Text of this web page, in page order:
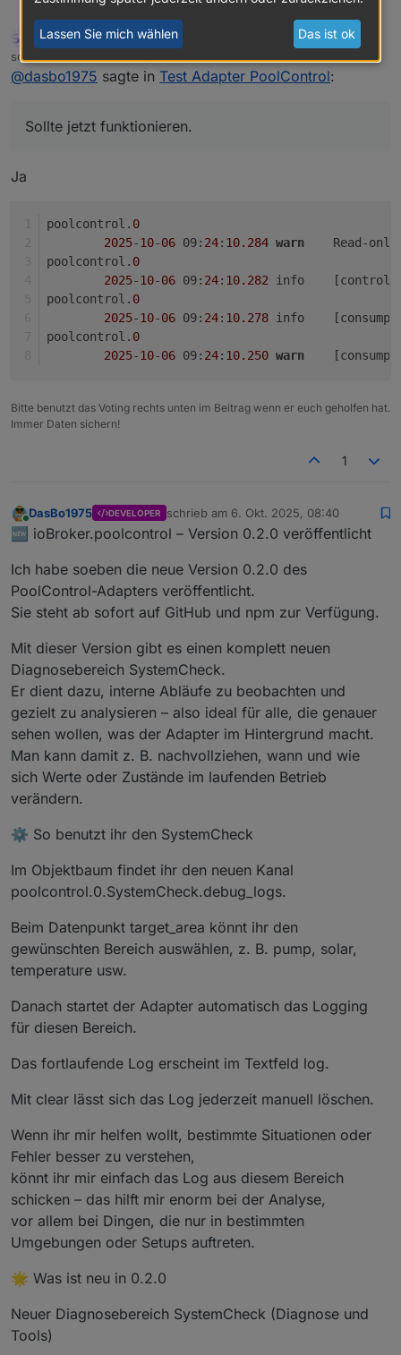
DasBo1975@ sigi234 sagte inTest Adapter PoolControl:
PoolControl:
Das macht der Resetbutton ebenfalls
gleich mit in einem Zuge
Danke Sigi, dass du mich verunsichert hast. Das ist
Kommas und Lint Check meckereien.
Habe es nur umgestellt. Sollte jetzt funktionieren.
Online
sigi234 FORUM TESTING MOST ACTIVE
schrieb am
zuletzt editiert von
@dasbo1975 sagte in Test Adapter PoolControl:
Sollte jetzt funktionieren.
Ja
poolcontrol. 0
2025-10-06 09: 24: 10.284 warn
Read-
poolcontrol. 0
2025-10-06 09: 24: 10.282
info
poolcontrol. 0
2025-10-06 09: 24: 10.278
info
poolcontrol. 0
2025-10-06 09: 24: 10.250 warn
Bitte benutzt das Voting rechts unten im Beitrag wenn er euch geholfen hat.
Immer Daten sichern!
1
Online
DasBo1975 DEVELOPER schrieb am 6. Okt. 2025, 08:40
zuletzt editiert von
🆕 ioBroker.poolcontrol – Version 0.2.0 veröffentlicht
Ich habe soeben die neue Version 0.2.0 des
PoolControl-Adapters veröffentlicht.
Sie steht ab sofort auf GitHub und npm zur Verfügung.
Mit dieser Version gibt es einen komplett neuen
Diagnosebereich SystemCheck.
Er dient dazu, interne Abläufe zu beobachten und
gezielt zu analysieren – also ideal für alle, die genauer
sehen wollen, was der Adapter im Hintergrund macht.
Man kann damit z. B. nachvollziehen, wann und wie
sich Werte oder Zustände im laufenden Betrieb
verändern.
⚙️ So benutzt ihr den SystemCheck
Im Objektbaum findet ihr den neuen Kanal
poolcontrol.0.SystemCheck.debug_logs.
Beim Datenpunkt target_area könnt ihr den
gewünschten Bereich auswählen, z. B. pump, solar,
temperature usw.
Danach startet der Adapter automatisch das Logging
für diesen Bereich.
Das fortlaufende Log erscheint im Textfeld log.
Mit clear lässt sich das Log jederzeit manuell löschen.
Wenn ihr mir helfen wollt, bestimmte Situationen oder
Fehler besser zu verstehen,
könnt ihr mir einfach das Log aus diesem Bereich
schicken – das hilft mir enorm bei der Analyse,
vor allem bei Dingen, die nur in bestimmten
Umgebungen oder Setups auftreten.
🌟 Was ist neu in 0.2.0
Neuer Diagnosebereich SystemCheck (Diagnose und
Tools)
Lassen Sie mich wählen Das ist ok